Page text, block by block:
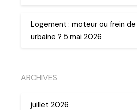
Logement : moteur ou frein de
urbaine ? 5 mai 2026
ARCHIVES
juillet 2026